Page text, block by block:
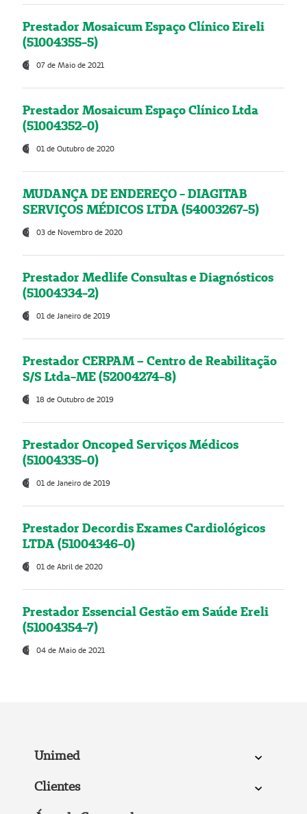
Prestador Mosaicum Espaço Clínico Eireli
(51004355-5)
07 de Maio de 2021
Prestador Mosaicum Espaço Clínico Ltda
(51004352-0)
01 de Outubro de 2020
MUDANÇA DE ENDEREÇO - DIAGITAB
SERVIÇOS MÉDICOS LTDA (54003267-5)
03 de Novembro de 2020
Prestador Medlife Consultas e Diagnósticos
(51004334-2)
01 de Janeiro de 2019
Prestador CERPAM – Centro de Reabilitação
S/S Ltda-ME (52004274-8)
18 de Outubro de 2019
Prestador Oncoped Serviços Médicos
(51004335-0)
01 de Janeiro de 2019
Prestador Decordis Exames Cardiológicos
LTDA (51004346-0)
01 de Abril de 2020
Prestador Essencial Gestão em Saúde Ereli
(51004354-7)
04 de Maio de 2021
Unimed
Clientes